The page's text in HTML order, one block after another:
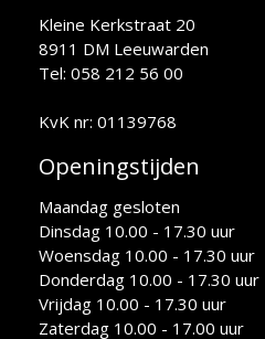
Kleine Kerkstraat 20
8911 DM Leeuwarden
Tel: 058 212 56 00
KvK nr: 01139768
Openingstijden
Maandag gesloten
Dinsdag 10.00 - 17.30 uur
Woensdag 10.00 - 17.30 uur
Donderdag 10.00 - 17.30 uur
Vrijdag 10.00 - 17.30 uur
Zaterdag 10.00 - 17.00 uur